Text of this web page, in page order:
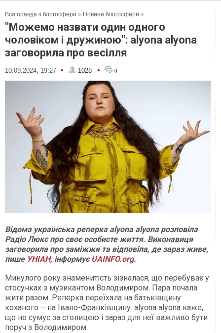
Вся правда з блогосфери » Новини блогосфери »
"Можемо назвати один одного
чоловіком і дружиною": alyona alyona
заговорила про весілля
10.09.2024, 19:27 • 1028 • 0
Відома українська реперка alyona alyona розповіла
Радіо Люкс про своє особисте життя. Виконавиця
заговорила про заміжжя та відповіла, де зараз живе,
пише УНІАН, інформуєUAINFO.org.
Минулого року знаменитість зізналася, що перебуває у
стосунках з музикантом Володимиром. Пара почала
жити разом. Реперка переїхала на батьківщину
коханого – на Івано-Франківщину. alyona alyona каже,
що не сумує за столицею і зараз для неї важливо бути
поруч з Володимиром.